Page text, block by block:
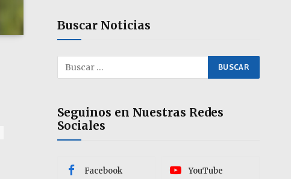
Buscar Noticias
Seguinos en Nuestras Redes
Sociales
Facebook YouTube